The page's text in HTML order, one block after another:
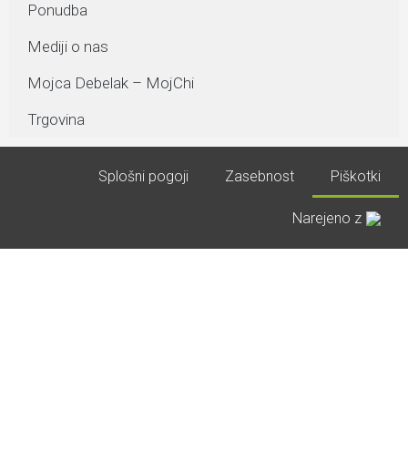
Ponudba
Mediji o nas
Mojca Debelak – MojChi
Trgovina
Splošni pogoji Zasebnost Piškotki
Narejeno z